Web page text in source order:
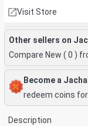
Visit Store
Other sellers on
Compare New ( 0 )
Become a
redeem coins
Description